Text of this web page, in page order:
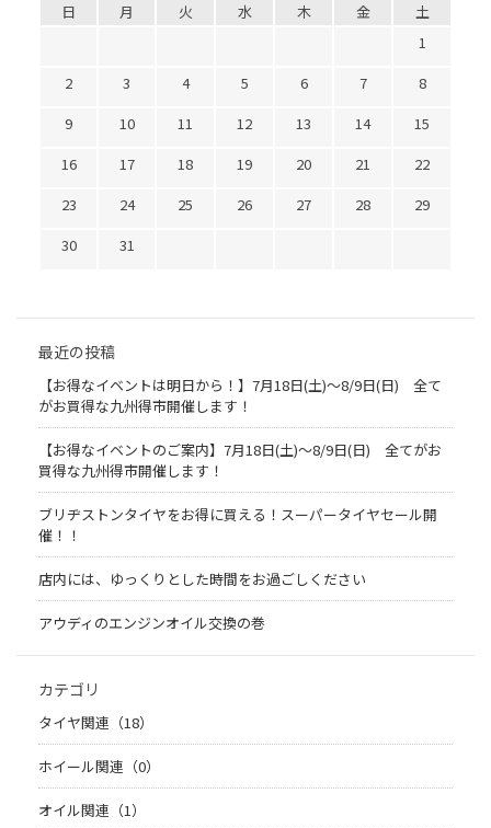
日 月 火 水 木 金
土
1
2
3 4 5 6 7
8
9
10 11 12 13 14
15
16
17 18 19 20 21
22
23
24 25 26 27 28
29
30
31
最近の投稿
【お得なイベントは明日から！】7月18日(土)～8/9日(日) 全て
がお買得な九州得市開催します！
【お得なイベントのご案内】7月18日(土)～8/9日(日) 全てがお
買得な九州得市開催します！
ブリヂストンタイヤをお得に買える！スーパータイヤセール開
催！！
店内には、ゆっくりとした時間をお過ごしください
アウディのエンジンオイル交換の巻
カテゴリ
タイヤ関連（18）
ホイール関連（0）
オイル関連（1）